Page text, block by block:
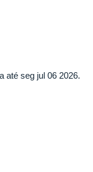
até seg jul 06 2026.